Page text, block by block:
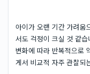
아이가 오랜 기간 가려움
서도 걱정이 크실 것 같
변화에 따라 반복적으로
게서 비교적 자주 관찰되